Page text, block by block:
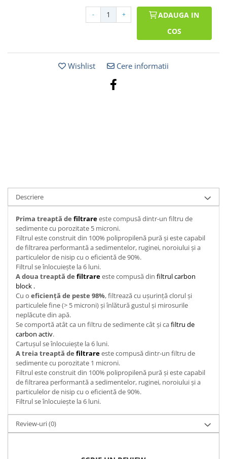
- +
ADAUGA IN
COS
Wishlist Cere informatii
Descriere
Prima treaptă de filtrareeste compusă dintr-un filtru de
sedimente cu porozitate 5 microni.
Filtrul este construit din 100% polipropilenă pură și este capabil
de filtrarea performantă a sedimentelor, ruginei, noroiului și a
particulelor de nisip cu o eficientă de 90%.
Filtrul se înlocuiește la 6 luni.
A doua treaptă de filtrareeste compusă din filtrul carbon
block .
Cu o eficiență de peste 98%, filtrează cu ușurință clorul și
particulele fine (> 5 microni) și înlătură gustul și mirosurile
neplăcute din apă.
Se comportă atât ca un filtru de sedimente cât și cafiltru de
carbon activ.
Cartușul se înlocuiește la 6 luni.
A treia treaptă de filtrareeste compusă dintr-un filtru de
sedimente cu porozitate 1 microni.
Filtrul este construit din 100% polipropilenă pură și este capabil
de filtrarea performantă a sedimentelor, ruginei, noroiului și a
particulelor de nisip cu o eficientă de 90%.
Filtrul se înlocuiește la 6 luni.
Review-uri(0)